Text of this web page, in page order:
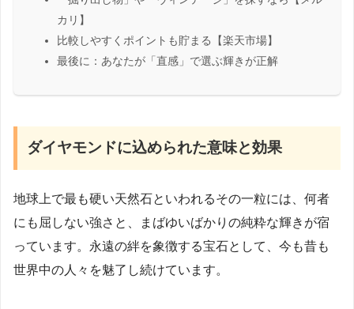
カリ】
比較しやすくポイントも貯まる【楽天市場】
最後に：あなたが「直感」で選ぶ輝きが正解
ダイヤモンドに込められた意味と効果
地球上で最も硬い天然石といわれるその一粒には、何者
にも屈しない強さと、まばゆいばかりの純粋な輝きが宿
っています。永遠の絆を象徴する宝石として、今も昔も
世界中の人々を魅了し続けています。